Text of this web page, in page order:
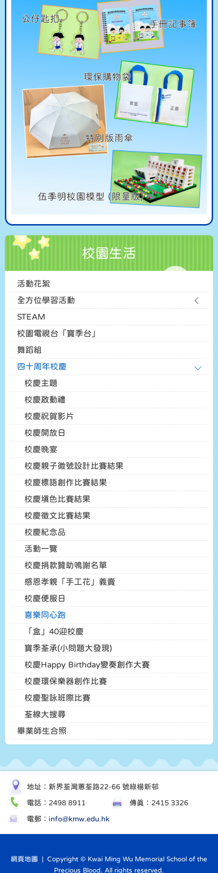
校園生活
活動花絮
全方位學習活動
STEAM
校園電視台「寶季台」
舞蹈組
四十周年校慶
校慶主題
校慶啟動禮
校慶祝賀影片
校慶開放日
校慶晚宴
校慶親子徽號設計比賽結果
校慶標語創作比賽結果
校慶填色比賽結果
校慶徵文比賽結果
校慶紀念品
活動一覽
校慶捐款贊助鳴謝名單
感恩孝親「手工花」義賣
校慶便服日
喜樂同心跑
「盒」40迎校慶
寶季荃承(小問題大發現)
校慶Happy Birthday變奏創作大賽
校慶環保樂器創作比賽
校慶聖詠班際比賽
荃線大搜尋
畢業師生合照
地址：新界荃灣蕙荃路22-66 號綠楊新邨
電話：2498 8911 傳真：2415 3326
電郵： info@kmw.edu.hk
網頁地圖 | Copyright © Kwai Ming Wu Memorial School of the
Precious Blood. All rights reserved.